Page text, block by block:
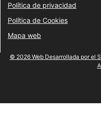
Política de privacidad
Política de Cookies
Mapa web
© 2026 Web Desarrollada por el